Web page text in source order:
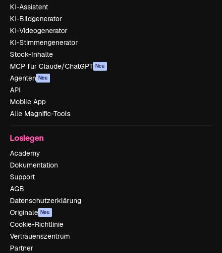
KI-Assistent
KI-Bildgenerator
KI-Videogenerator
KI-Stimmengenerator
Stock-Inhalte
MCP für Claude/ChatGPT Neu
Agenten Neu
API
Mobile App
Alle Magnific-Tools
Loslegen
Academy
Dokumentation
Support
AGB
Datenschutzerklärung
Originale Neu
Cookie-Richtlinie
Vertrauenszentrum
Partner